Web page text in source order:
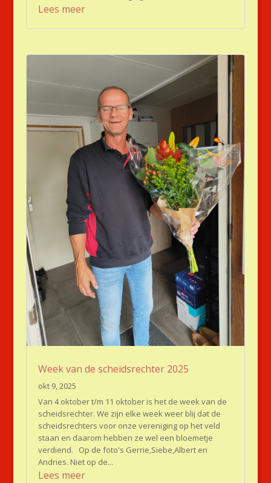
Lees meer
Week van de scheidsrechter 2025
okt 9, 2025
Van 4 oktober t/m 11 oktober is het de week van de
scheidsrechter. We zijn elke week weer blij dat de
scheidsrechters voor onze vereniging op het veld
staan en daarom hebben ze wel een bloemetje
verdiend. Op de foto's Gerrie,Siebe,Albert en
Andries. Niet op de...
Lees meer